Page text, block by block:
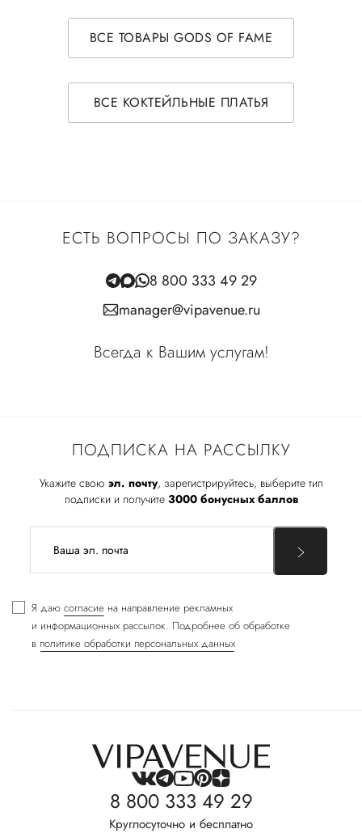
ВСЕ ТОВАРЫ GODS OF FAME
ВСЕ КОКТЕЙЛЬНЫЕ ПЛАТЬЯ
ПОДПИСКА НА РАССЫЛКУ
Укажите свою эл. почту, зарегистрируйтесь, выберите тип
подписки и получите 3000 бонусных баллов
Я даю согласие на направление рекламных
и информационных рассылок. Подробнее об обработке
в политике обработки персональных данных
ЕСТЬ ВОПРОСЫ ПО ЗАКАЗУ?
8 800 333 49 29
manager@vipavenue.ru
Всегда к Вашим услугам!
8 800 333 49 29
Круглосуточно и бесплатно